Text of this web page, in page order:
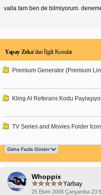
valla tam ben de bilmiyorum.
Yapay Zeka’dan İlgili Konular
Premium Generator (Premium
Kling AI Referans Kodu
TV Series and Movies Folder
Whoppix
Yarbay
25 Ekim 2006 Çarşamba